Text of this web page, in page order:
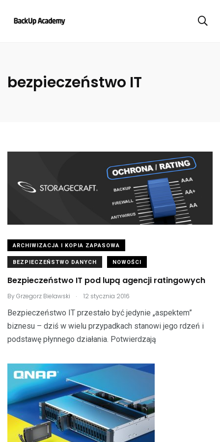
bezpieczeństwo IT
ARCHIWIZACJA I KOPIA ZAPASOWA
BEZPIECZEŃSTWO DANYCH NOWOŚCI
Bezpieczeństwo IT pod lupą agencji ratingowych
ByGrzegorz Bielawski . 12 stycznia 2016
Bezpieczeństwo IT przestało być jedynie „aspektem”
biznesu – dziś w wielu przypadkach stanowi jego rdzeń i
podstawę płynnego działania. Potwierdzają